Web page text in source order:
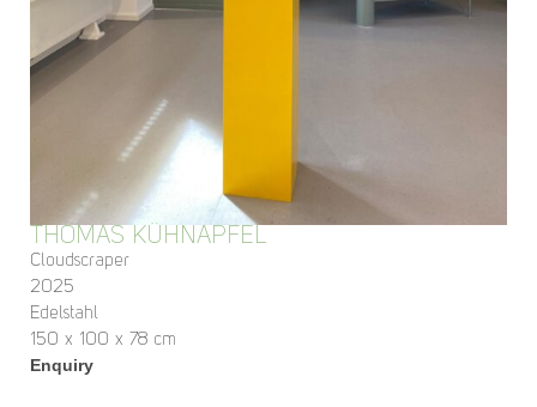
THOMAS KÜHNAPFEL
Cloudscraper
2025
Edelstahl
150 x 100 x 78 cm
Enquiry